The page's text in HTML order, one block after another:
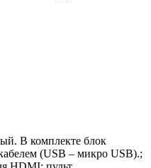
В комплекте блок
(USB – микро USB).;